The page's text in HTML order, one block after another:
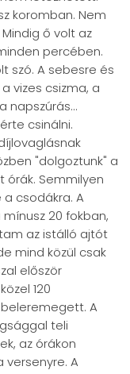
koromban. Nem
ő volt az
percében.
szó. A sebesre és
vizes csizma, a
napszúrás...
csinálni.
"dolgoztunk" a
Semmilyen
csodákra. A
20 fokban,
az istálló ajtót
mind közül csak
először
120
A
teli
az órákon
versenyre. A